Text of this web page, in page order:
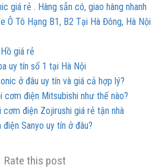
giá rẻ . Hàng sẵn có, giao hàng nhanh
Ô Tô Hạng B1, B2 Tại Hà Đông, Hà Nội
giá rẻ
uy tín số 1 tại Hà Nội
ở đâu uy tín và giá cả hợp lý?
cơm điện Mitsubishi như thế nào?
điện Zojirushi giá rẻ tận nhà
Sanyo uy tín ở đâu?
Rate this post